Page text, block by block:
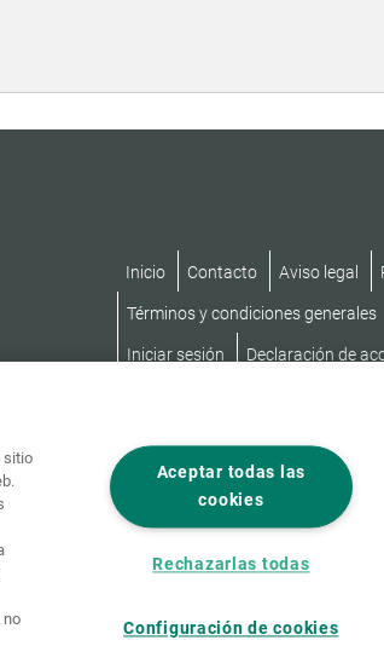
Inicio Contacto Aviso legal
Términos y condiciones generales
Iniciar sesión Declaración de
sitio
no
Aceptar todas las
cookies
Rechazarlas todas
Configuración de cookies